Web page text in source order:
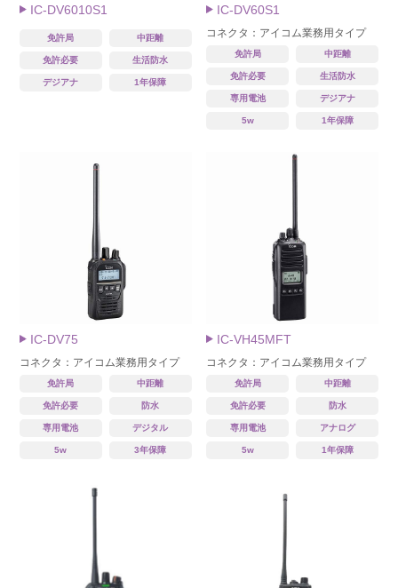
IC-DV6010S1
免許局 中距離
免許必要 生活防水
デジアナ 1年保障
IC-DV60S1
コネクタ：アイコム業務用タイプ
免許局 中距離
免許必要 生活防水
専用電池 デジアナ
5w 1年保障
IC-DV75
コネクタ：アイコム業務用タイプ
免許局 中距離
免許必要 防水
専用電池 デジタル
5w 3年保障
IC-VH45MFT
コネクタ：アイコム業務用タイプ
免許局 中距離
免許必要 防水
専用電池 アナログ
5w 1年保障